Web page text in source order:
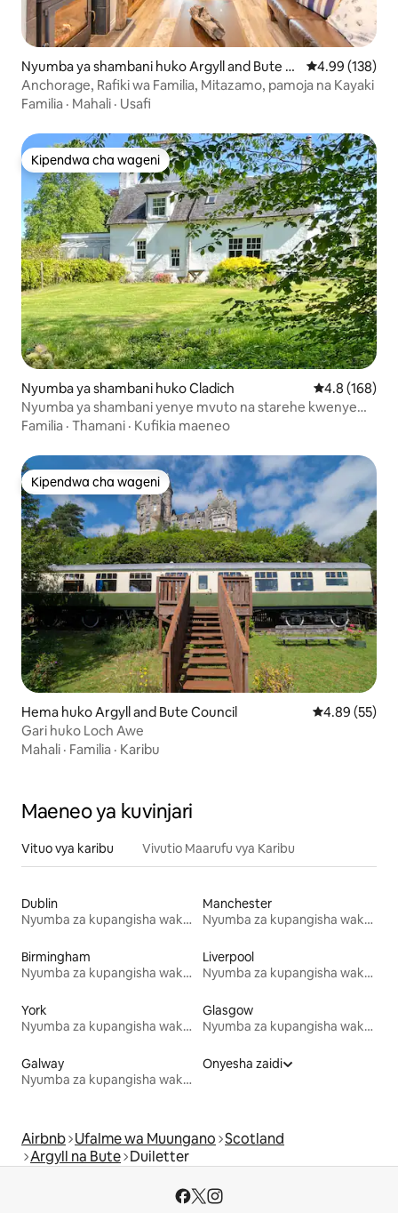
Nyumba ya shambani huko Argyll and Bute C
ouncil
Ukadiriaji wa
4.99 (138)
Anchorage, Rafiki wa Familia, Mitazamo, pamoja na Kayaki
Familia · Mahali · Usafi
Kipendwa cha wageni
Kipendwa cha wageni
Nyumba ya shambani huko Cladich Ukadiriaji wa
4.8 (168)
Nyumba ya shambani yenye mvuto na starehe kwenye
Loch Awe
Familia · Thamani · Kufikia maeneo
Kipendwa cha wageni
Kipendwa cha wageni
Hema huko Argyll and Bute Council Ukadiriaji wa
4.89 (55)
Gari huko Loch Awe
Mahali · Familia · Karibu
Maeneo ya kuvinjari
Vituo vya karibu Vivutio Maarufu vya Karibu
Dublin
Nyumba za kupangisha wakati wa likizo
Manchester
Nyumba za kupangisha wakati wa likizo
Birmingham
Nyumba za kupangisha wakati wa likizo
Liverpool
Nyumba za kupangisha wakati wa likizo
York
Nyumba za kupangisha wakati wa likizo
Glasgow
Nyumba za kupangisha wakati wa likizo
Galway
Nyumba za kupangisha wakati wa likizo
Onyesha zaidi
Airbnb Ufalme wa Muungano Scotland
Argyll na Bute Duiletter